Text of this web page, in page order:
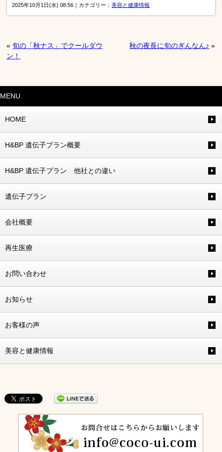
2025年10月1日(水) 08:56｜カテゴリー：美容と健康情報
«旬の「秋ナス」でクールダウ
ン！
秋の夜長に旬のぎんなん♪ »
MENU
HOME
H&BP 遺伝子プラン概要
H&BP 遺伝子プラン 他社との違い
遺伝子プラン
会社概要
再生医療
お問い合わせ
お知らせ
お客様の声
美容と健康情報